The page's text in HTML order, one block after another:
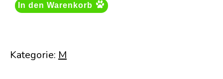
In den Warenkorb
Kategorie: M